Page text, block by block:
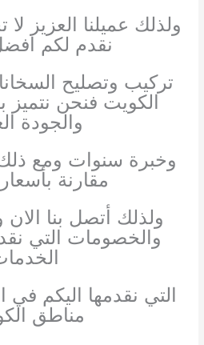
ولذلك عميلنا العزيز
نقدم لكم
تركيب وتصليح
الكويت فنحن نتميز
والجودة
وخبرة سنوات ومع
مقارنة
ولذلك أتصل بنا
والخصومات التي
التي نقدمها اليكم
مناطق